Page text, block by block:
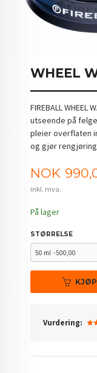
WHEEL
FIREBALL
utseende på
pleier overflaten
og gjør
Pris
NOK
inkl. mva.
På lager
STØRRELSE
KJØP
Vurdering: